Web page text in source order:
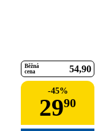
Běžná
cena
54 90
-45%
2990